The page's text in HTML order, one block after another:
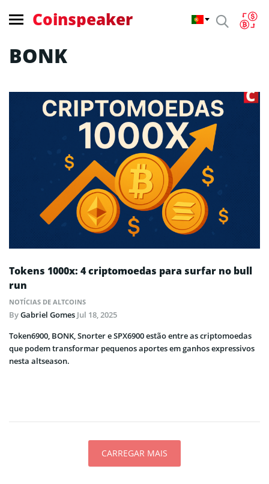
Coinspeaker
BONK
Tokens 1000x: 4 criptomoedas para surfar no bull
run
NOTÍCIAS DE ALTCOINS
ByGabriel Gomes Jul 18, 2025
Token6900, BONK, Snorter e SPX6900 estão entre as criptomoedas
que podem transformar pequenos aportes em ganhos expressivos
nesta altseason.
CARREGAR MAIS